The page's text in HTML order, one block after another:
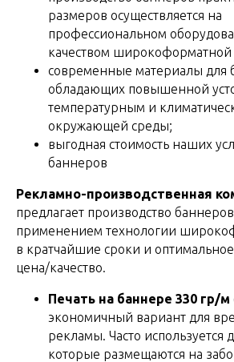
размеров осуществляется на
профессиональном
качеством широкоформатной
современные материалы для
обладающих повышенной
температурным и
окружающей среды;
выгодная стоимость наших
баннеров
Рекламно-производственная
предлагает производство
применением технологии
в кратчайшие сроки и
цена/качество.
Печать на баннере 330 гр/м
экономичный вариант для
рекламы. Часто используется
которые размещаются на